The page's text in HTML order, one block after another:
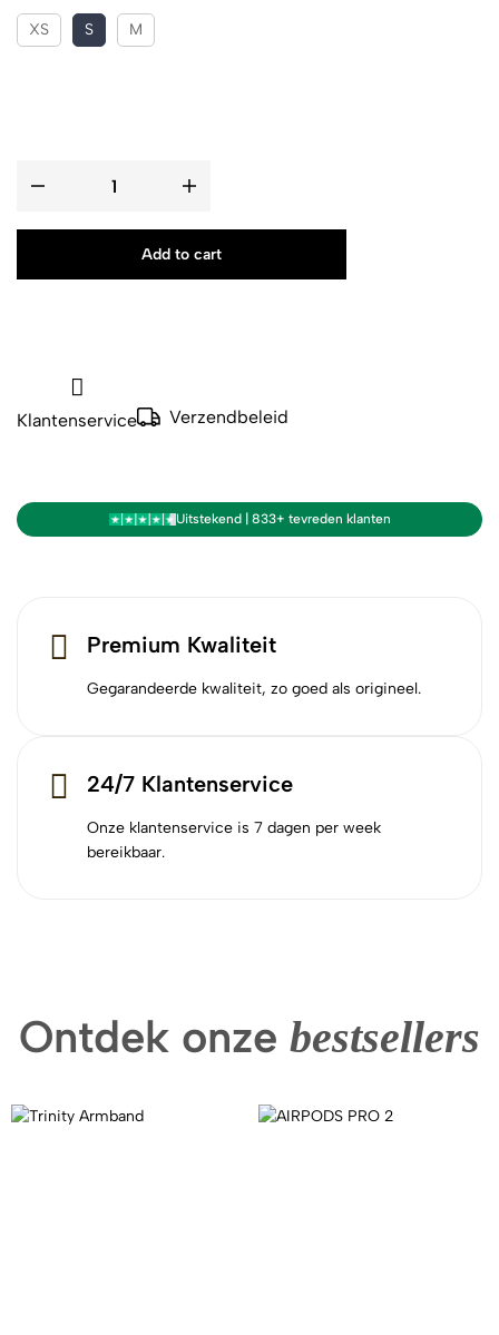
XS S M
Add to cart
Klantenservice Verzendbeleid
Uitstekend | 833+ tevreden klanten
Premium Kwaliteit
Gegarandeerde kwaliteit, zo goed als origineel.
24/7 Klantenservice
Onze klantenservice is 7 dagen per week
bereikbaar.
Ontdek onze bestsellers